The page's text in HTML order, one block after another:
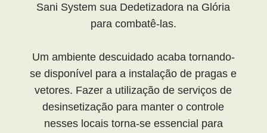
Sani System sua Dedetizadora na Glória
para combatê-las.
Um ambiente descuidado acaba tornando-
se disponível para a instalação de pragas e
vetores. Fazer a utilização de serviços de
desinsetização para manter o controle
nesses locais torna-se essencial para